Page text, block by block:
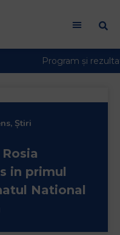
, Știri
in primul
National